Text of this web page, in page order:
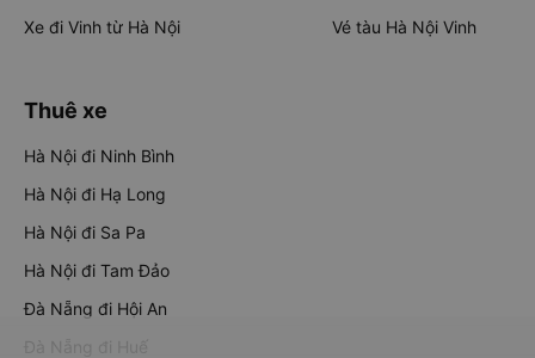
Xe đi Vinh từ Hà Nội
Vé tàu Hà Nội Vinh
Thuê xe
Hà Nội đi Ninh Bình
Hà Nội đi Hạ Long
Hà Nội đi Sa Pa
Hà Nội đi Tam Đảo
Đà Nẵng đi Hội An
Đà Nẵng đi Huế